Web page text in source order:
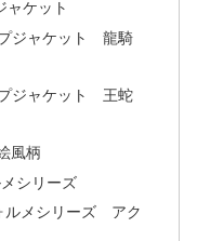
ケット
ジャケット 龍騎
ジャケット 王蛇
風柄
シリーズ
ルメシリーズ アク